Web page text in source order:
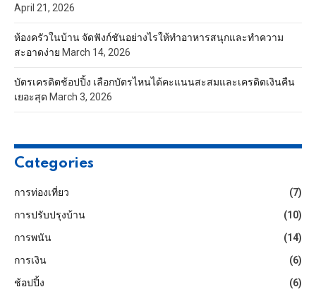
April 21, 2026
ห้องครัวในบ้าน จัดฟังก์ชันอย่างไรให้ทำอาหารสนุกและทำความ
สะอาดง่าย March 14, 2026
บัตรเครดิตช้อปปิ้ง เลือกบัตรไหนได้คะแนนสะสมและเครดิตเงินคืน
เยอะสุด March 3, 2026
Categories
การท่องเที่ยว
(7)
การปรับปรุงบ้าน
(10)
การพนัน
(14)
การเงิน
(6)
ช้อปปิ้ง
(6)